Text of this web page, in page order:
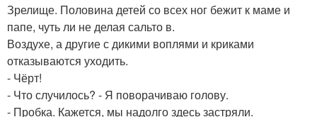
Зрелище. Половина детей со всех ног бежит к маме и
папе, чуть ли не делая сальто в.
Воздухе, а другие с дикими воплями и криками
отказываются уходить.
- Чёрт!
- Что случилось? - Я поворачиваю голову.
- Пробка. Кажется, мы надолго здесь застряли.